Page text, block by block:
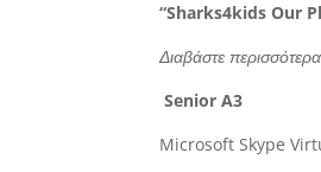
“Sharks4kids Our
Διαβάστε περισσότερα
Senior A3
Microsoft Skype